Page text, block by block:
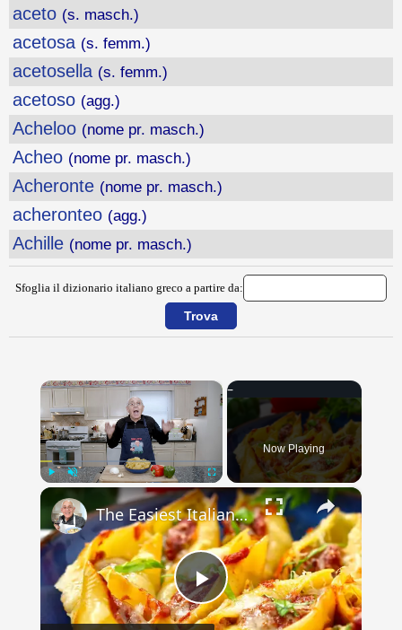
aceto (s. masch.)
acetosa (s. femm.)
acetosella (s. femm.)
acetoso (agg.)
Acheloo (nome pr. masch.)
Acheo (nome pr. masch.)
Acheronte (nome pr. masch.)
acheronteo (agg.)
Achille (nome pr. masch.)
Sfoglia il dizionario italiano greco a partire da:
×
Fullscreen
Now Playing
×
Play
The Easiest Italian Stuffed Shells You’ll Ever Make (With Sausage & Peppers!)